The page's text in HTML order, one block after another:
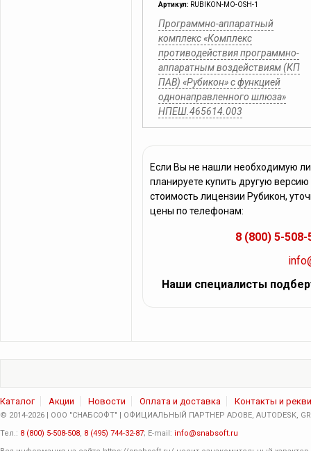
Артикул: RUBIKON-MO-OSH-1
Программно-аппаратный
комплекс «Комплекс
противодействия программно-
аппаратным воздействиям (КП
ПАВ) «Рубикон» с функцией
однонаправленного шлюза»
НПЕШ.465614.003
Если Вы не нашли необходимую
планируете купить другую
стоимость лицензии Рубикон,
цены по телефонам:
8 (800) 5-508-
Наши специалисты
Каталог Акции Новости Оплата и доставка Контакты и
© 2014-2026 | ООО "СНАБСОФТ" | ОФИЦИАЛЬНЫЙ ПАРТНЕР ADOBE, AUTODESK,
Тел.: 8 (800) 5-508-508, 8 (495) 744-32-87; E-mail: info@snabsoft.ru